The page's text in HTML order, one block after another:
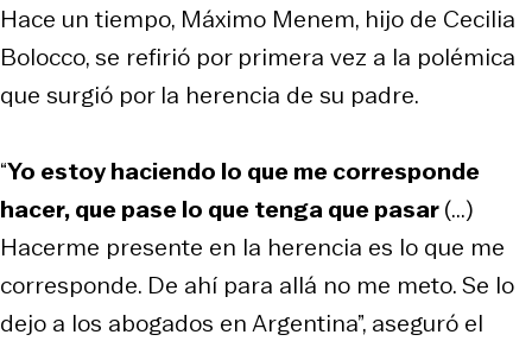
Hace un tiempo, Máximo Menem, hijo de Cecilia
Bolocco, se refirió por primera vez a la polémica
que surgió por la herencia de su padre.
“Yo estoy haciendo lo que me corresponde
hacer, que pase lo que tenga que pasar(...)
Hacerme presente en la herencia es lo que me
corresponde. De ahí para allá no me meto. Se lo
dejo a los abogados en Argentina”, aseguró el